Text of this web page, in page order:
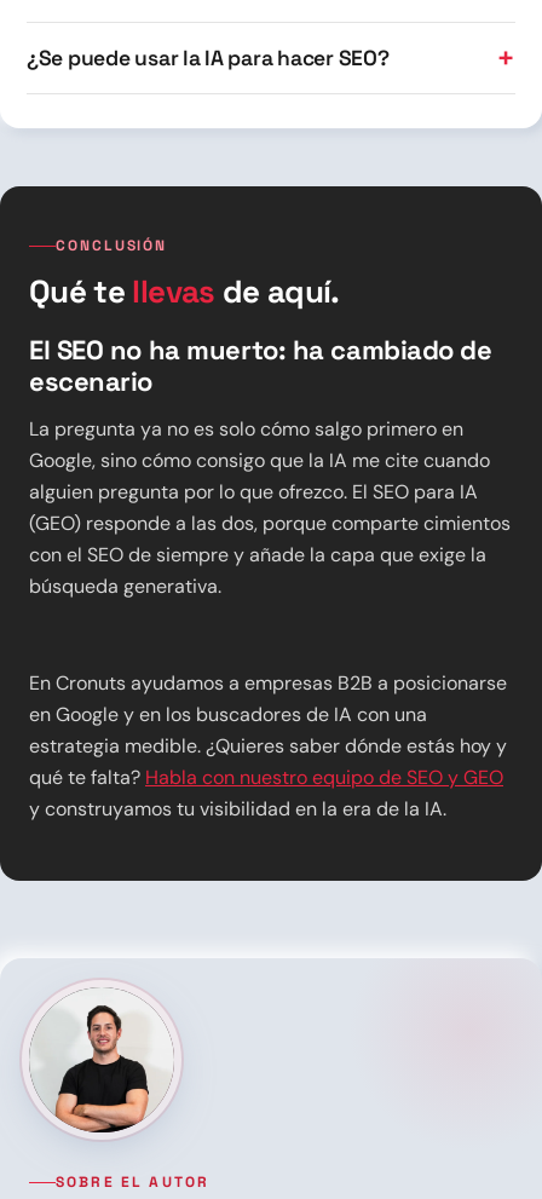
¿Se puede usar la IA para hacer SEO?
CONCLUSIÓN
Qué te llevas de aquí.
El SEO no ha muerto: ha cambiado de
escenario
La pregunta ya no es solo cómo salgo primero en
Google, sino cómo consigo que la IA me cite cuando
alguien pregunta por lo que ofrezco. El SEO para IA
(GEO) responde a las dos, porque comparte cimientos
con el SEO de siempre y añade la capa que exige la
búsqueda generativa.
En Cronuts ayudamos a empresas B2B a posicionarse
en Google y en los buscadores de IA con una
estrategia medible. ¿Quieres saber dónde estás hoy y
qué te falta? Habla con nuestro equipo de SEO y GEO
y construyamos tu visibilidad en la era de la IA.
SOBRE EL AUTOR